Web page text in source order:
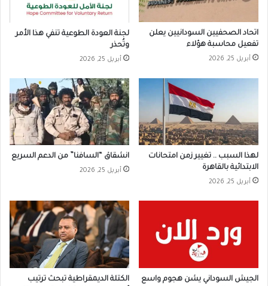
اتحاد الصحفيين السودانيين يعلن
تفعيل محاسبة هؤلاء
أبريل 25, 2026
لجنة العودة الطوعية تنفي هذا الأمر
وتُحذر
أبريل 25, 2026
لهذا السبب .. تغيير زمن امتحانات
الابتدائية بالقاهرة
أبريل 25, 2026
انشقاق “السافنا” من الدعم السريع
أبريل 25, 2026
الجيش السوداني يشن هجوم واسع
الكتلة الديمقراطية تبحث ترتيب